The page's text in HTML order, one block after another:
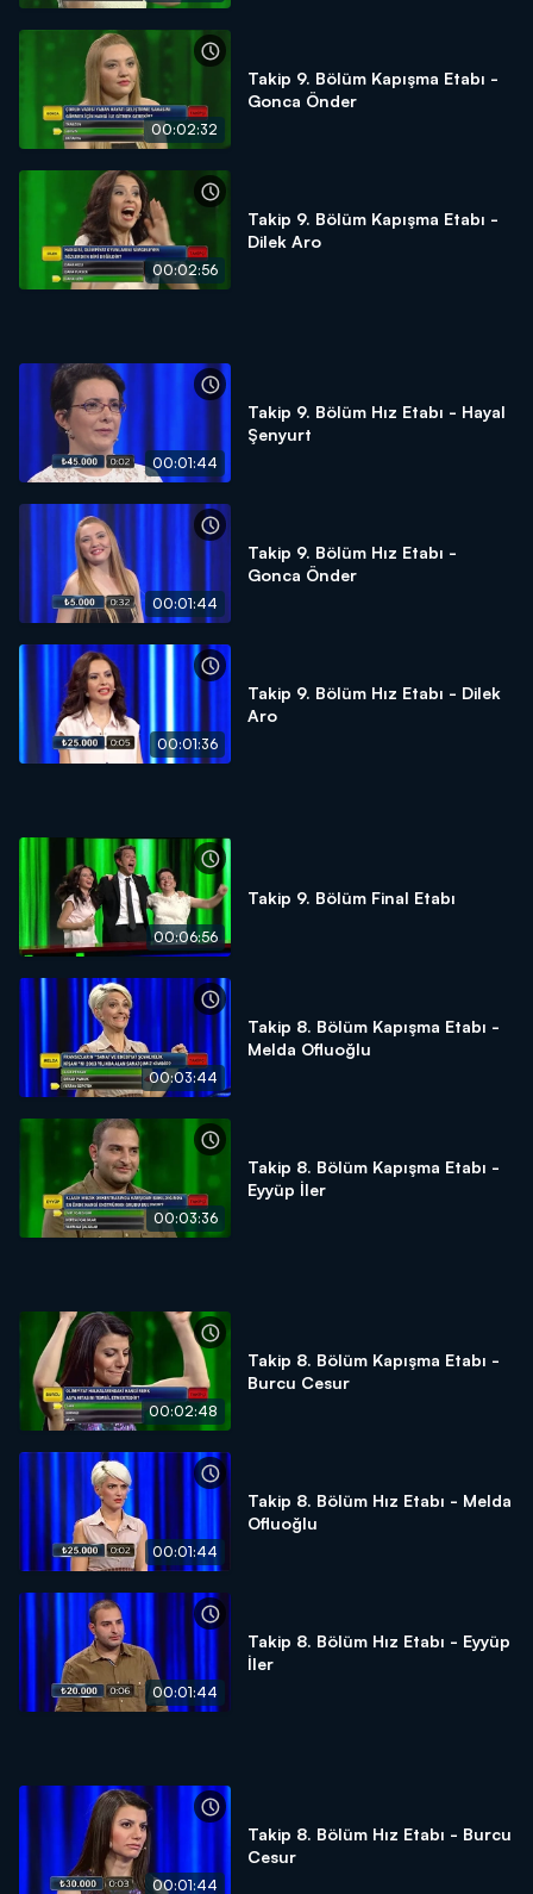
00:02:32
Takip 9. Bölüm Kapışma Etabı -
Gonca Önder
00:02:56
Takip 9. Bölüm Kapışma Etabı -
Dilek Aro
00:01:44
Takip 9. Bölüm Hız Etabı - Hayal
Şenyurt
00:01:44
Takip 9. Bölüm Hız Etabı -
Gonca Önder
00:01:36
Takip 9. Bölüm Hız Etabı - Dilek
Aro
00:06:56
Takip 9. Bölüm Final Etabı
00:03:44
Takip 8. Bölüm Kapışma Etabı -
Melda Ofluoğlu
00:03:36
Takip 8. Bölüm Kapışma Etabı -
Eyyüp İler
00:02:48
Takip 8. Bölüm Kapışma Etabı -
Burcu Cesur
00:01:44
Takip 8. Bölüm Hız Etabı - Melda
Ofluoğlu
00:01:44
Takip 8. Bölüm Hız Etabı - Eyyüp
İler
00:01:44
Takip 8. Bölüm Hız Etabı - Burcu
Cesur